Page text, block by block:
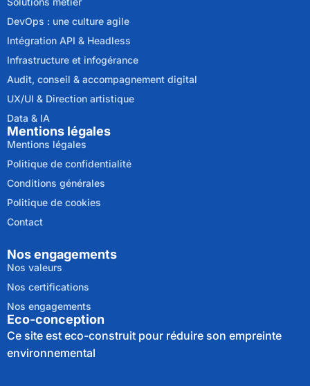
DevOps : une culture agile
Intégration API & Headless
Infrastructure et infogérance
Audit, conseil & accompagnement digital
UX/UI & Direction artistique
Data & IA
Mentions légales
Mentions légales
Politique de confidentialité
Conditions générales
Politique de cookies
Contact
Nos engagements
Nos valeurs
Nos certifications
Nos engagements
Eco-conception
Ce site est eco-construit pour réduire son empreinte
environnemental